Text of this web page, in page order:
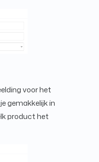
voor het
gemakkelijk in
product het